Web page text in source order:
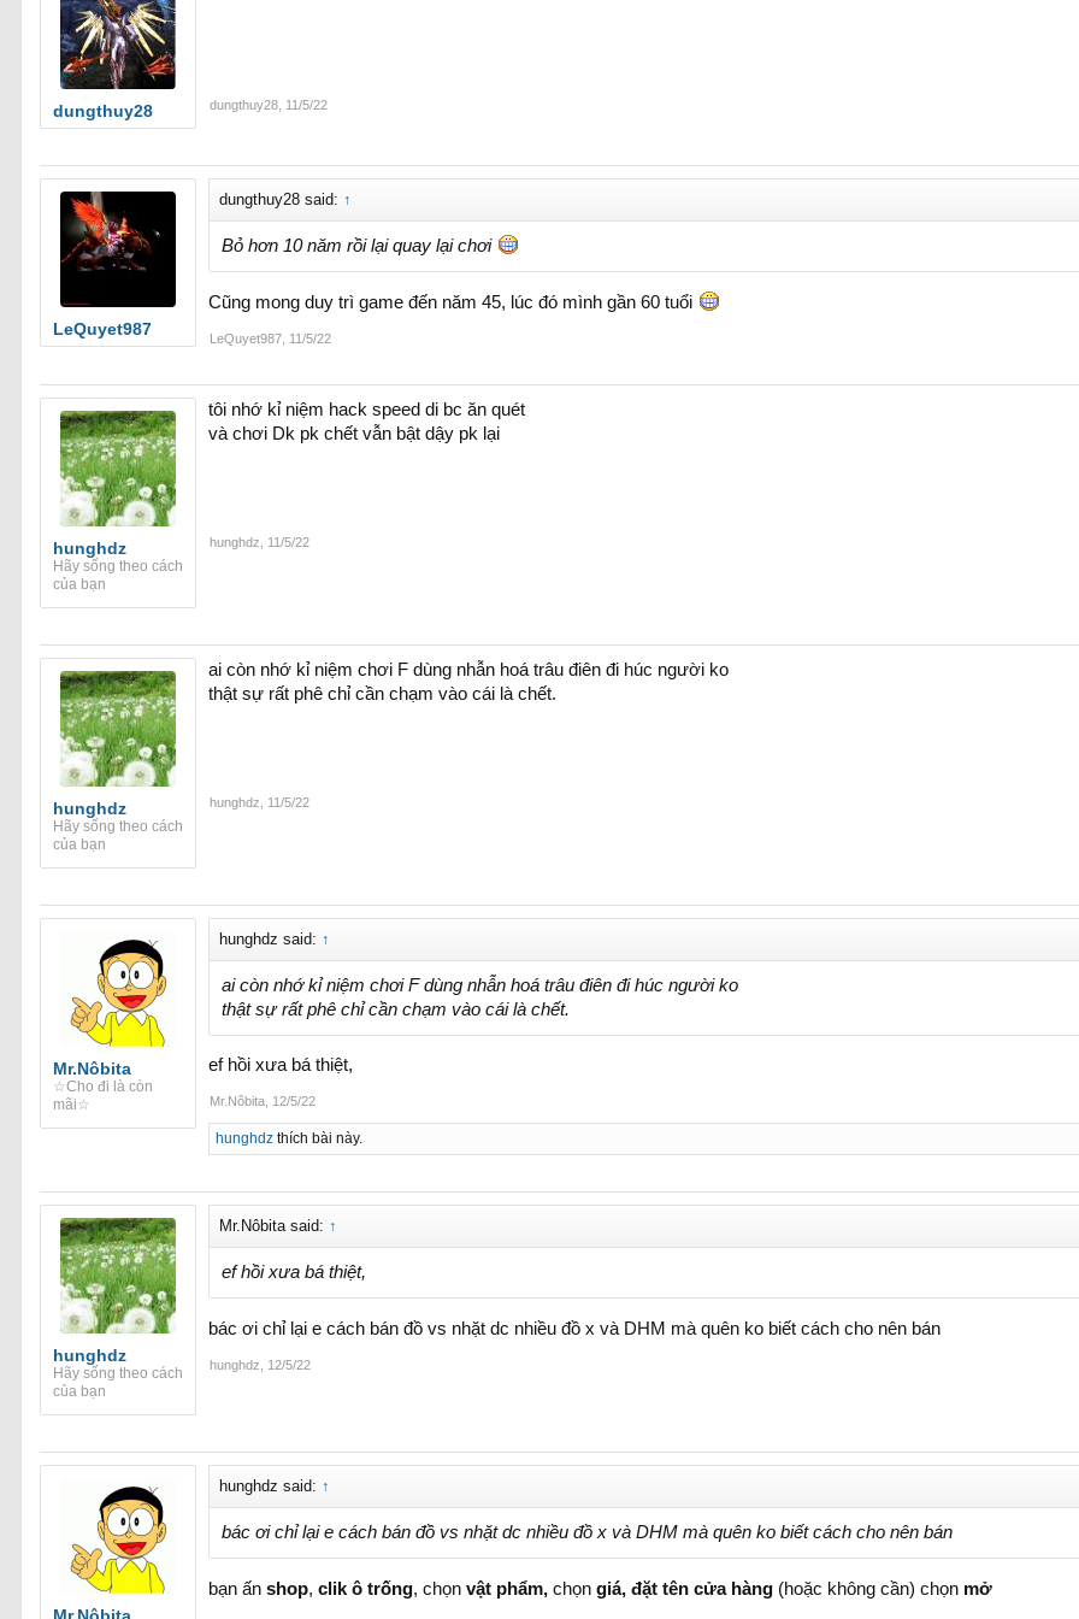
dungthuy28 dungthuy28 11/5/22
LeQuyet987
dungthuy28 said: ↑
Bỏ hơn 10 năm rồi lại quay lại chơi
Cũng mong duy trì game đến năm 45, lúc đó mình gần 60 tuổi
LeQuyet987 11/5/22
hunghdz
Hãy sống theo cách
của bạn
tôi nhớ kỉ niệm hack speed di bc ăn quét
và chơi Dk pk chết vẫn bật dậy pk lại
hunghdz 11/5/22
hunghdz
Hãy sống theo cách
của bạn
ai còn nhớ kỉ niệm chơi F dùng nhẫn hoá trâu điên đi húc người ko
thật sự rất phê chỉ cần chạm vào cái là chết.
hunghdz 11/5/22
Mr.Nôbita
☆Cho đi là còn
mãi☆
hunghdz said: ↑
ai còn nhớ kỉ niệm chơi F dùng nhẫn hoá trâu điên đi húc người ko
thật sự rất phê chỉ cần chạm vào cái là chết.
ef hồi xưa bá thiệt,
Mr.Nôbita 12/5/22
hunghdz thích bài này.
hunghdz
Hãy sống theo cách
của bạn
Mr.Nôbita said: ↑
ef hồi xưa bá thiệt,
bác ơi chỉ lại e cách bán đồ vs nhặt dc nhiều đồ x và DHM mà quên ko biết cách cho nên bán
hunghdz 12/5/22
hunghdz said: ↑
bác ơi chỉ lại e cách bán đồ vs nhặt dc nhiều đồ x và DHM mà quên ko biết cách cho nên bán
bạn ấnshop,clik ô trống, chọnvật phẩm, chọngiá, đặt tên cửa hàng (hoặc không cần) chọn mở